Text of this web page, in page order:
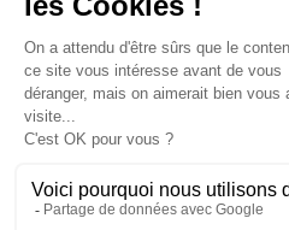
MOYENS DE